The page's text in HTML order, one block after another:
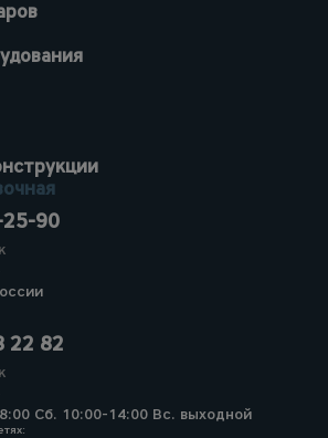
90
22 82
Сб. 10:00-14:00 Вс. выходной